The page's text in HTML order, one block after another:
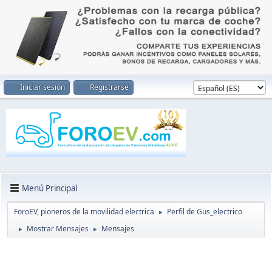
Iniciar sesión Registrarse
Menú Principal
ForoEV, pioneros de la movilidad electrica ► Perfil de Gus_electrico
► Mostrar Mensajes ► Mensajes